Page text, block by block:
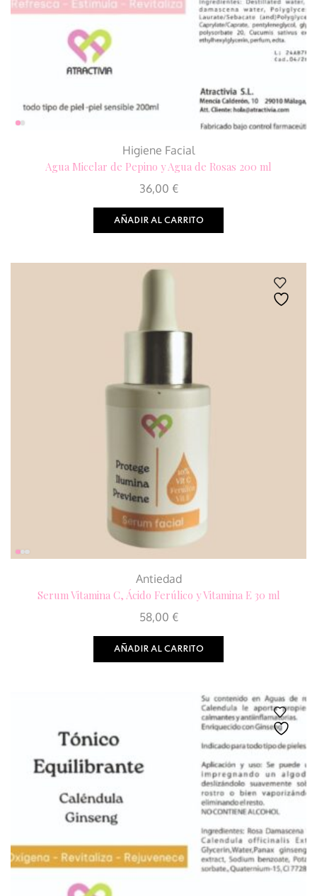
Higiene Facial
Agua Micelar de Pepino y Agua de Rosas 200 ml
36,00 €
AÑADIR AL CARRITO
Antiedad
Serum Vitamina C, Ácido Ferúlico y Vitamina E 30 ml
58,00 €
AÑADIR AL CARRITO